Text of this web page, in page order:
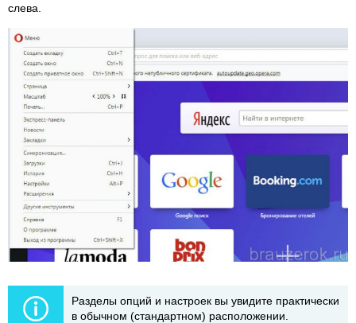
слева.
Разделы опций и настроек вы увидите практически
в обычном (стандартном) расположении.